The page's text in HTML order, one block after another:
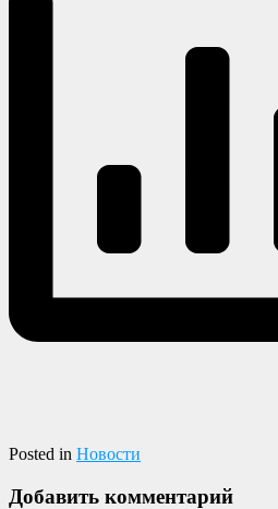
Posted in Новости
Добавить комментарий